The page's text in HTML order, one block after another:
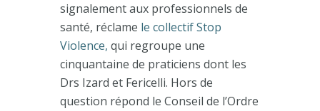
signalement aux professionnels de
santé, réclame le collectif Stop
Violence, qui regroupe une
cinquantaine de praticiens dont les
Drs Izard et Fericelli. Hors de
question répond le Conseil de l’Ordre